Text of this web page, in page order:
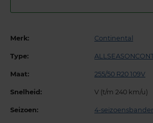
Merk: Continental
Type:
Maat: 255/50 R20 109V
Snelheid: V (t/m 240 km/u)
Seizoen: 4-